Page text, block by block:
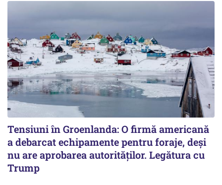
Tensiuni în Groenlanda: O firmă americană
a debarcat echipamente pentru foraje, deși
nu are aprobarea autorităților. Legătura cu
Trump